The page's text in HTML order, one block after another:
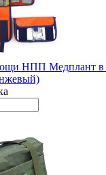
НПП Медплант в